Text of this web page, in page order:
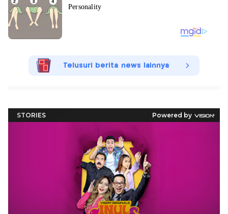
Telusuri berita news lainnya